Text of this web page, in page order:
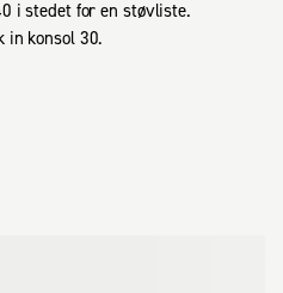
i stedet for en støvliste.
in konsol 30.